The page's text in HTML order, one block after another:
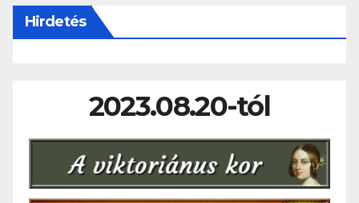
Hirdetés
2023.08.20-tól